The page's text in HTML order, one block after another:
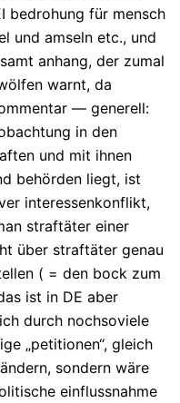
bedrohung für mensch
und amseln etc., und
anhang, der zumal
warnt, da
— generell:
in den
und mit ihnen
behörden liegt, ist
interessenkonflikt,
straftäter einer
über straftäter genau
( = den bock zum
ist in DE aber
durch nochsoviele
„petitionen“, gleich
sondern wäre
einflussnahme